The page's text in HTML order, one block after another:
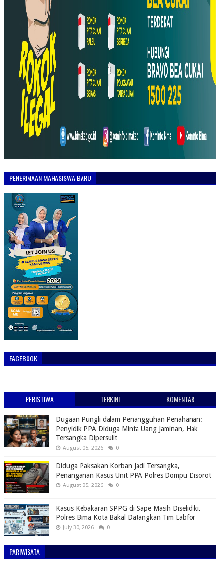
PENERIMAAN MAHASISWA BARU
FACEBOOK
PERISTIWA TERKINI KOMENTAR
Dugaan Pungli dalam Penangguhan Penahanan:
Penyidik PPA Diduga Minta Uang Jaminan, Hak
Tersangka Dipersulit
August 05, 2026 0
Diduga Paksakan Korban Jadi Tersangka,
Penanganan Kasus Unit PPA Polres Dompu Disorot
August 05, 2026 0
Kasus Kebakaran SPPG di Sape Masih Diselidiki,
Polres Bima Kota Bakal Datangkan Tim Labfor
July 30, 2026 0
PARIWISATA